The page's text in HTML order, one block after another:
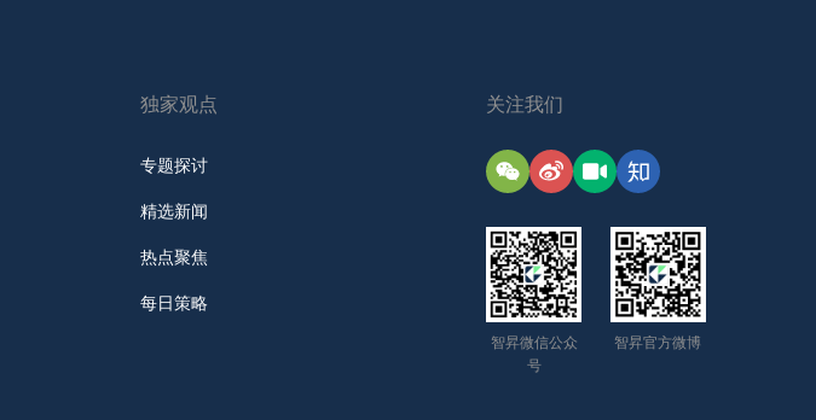
独家观点
专题探讨
精选新闻
热点聚焦
每日策略
关注我们
智昇微信公众
号
智昇官方微博